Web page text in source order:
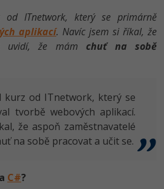
ITnetwork, který se primárně
aplikací. Navíc jsem si říkal, že
uvidí, že mám chuť na sobě
kurz od ITnetwork, který se
tvorbě webových aplikací.
že aspoň zaměstnavatelé
na sobě pracovat a učit se.
C#?